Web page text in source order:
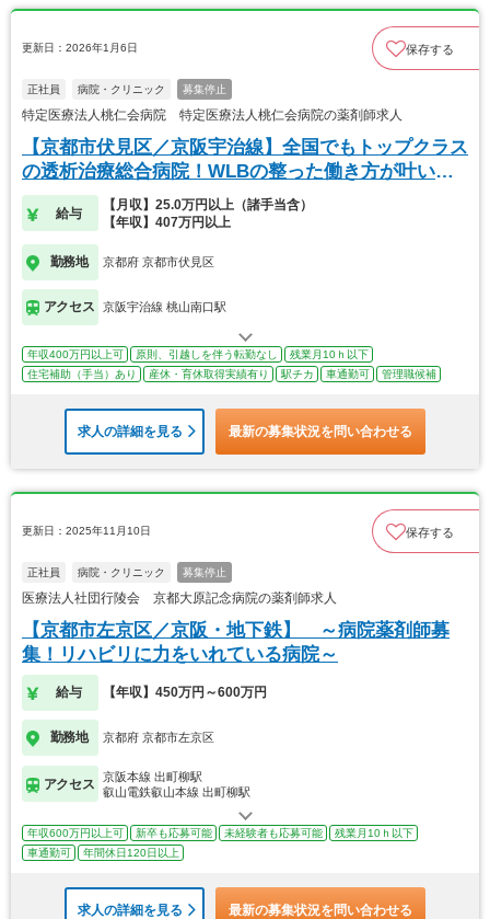
更新日：2026年1月6日 保存する
正社員 病院・クリニック 募集停止
特定医療法人桃仁会病院 特定医療法人桃仁会病院の薬剤師求人
【京都市伏見区／京阪宇治線】全国でもトップクラス
の透析治療総合病院！WLBの整った働き方が叶いま
す！
給与
【月収】25.0万円以上（諸手当含）
【年収】407万円以上
勤務地 京都府 京都市伏見区
アクセス 京阪宇治線 桃山南口駅
年収400万円以上可 原則、引越しを伴う転勤なし
残業月10ｈ以下
住宅補助（手当）あり
産休・育休取得実績有り 駅チカ 車通勤可 管理職候補
求人の詳細を見る 最新の募集状況を問い合わせる
更新日：2025年11月10日 保存する
正社員 病院・クリニック 募集停止
医療法人社団行陵会 京都大原記念病院の薬剤師求人
【京都市左京区／京阪・地下鉄】 ～病院薬剤師募
集！リハビリに力をいれている病院～
給与 【年収】450万円～600万円
勤務地 京都府 京都市左京区
アクセス
京阪本線 出町柳駅
叡山電鉄叡山本線 出町柳駅
年収600万円以上可 新卒も応募可能 未経験者も応募可能
残業月10ｈ以下
車通勤可
年間休日120日以上
求人の詳細を見る 最新の募集状況を問い合わせる